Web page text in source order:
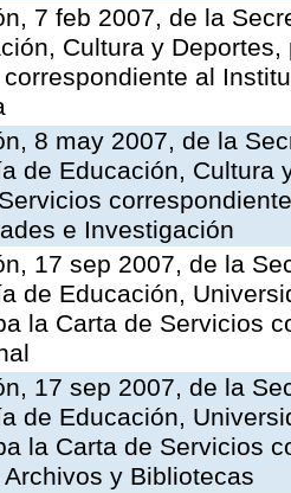
7 feb 2007, de la
Cultura y
al
8 may 2007, de la
de Educación, Cultura
e Investigación
17 sep 2007, de la
de Educación,
la Carta de Servicios
17 sep 2007, de la
de Educación,
la Carta de Servicios
y Bibliotecas